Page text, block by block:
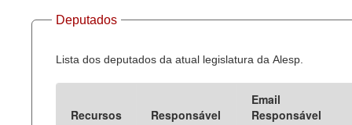
Dados Governamentais Abertos
Planejamento
Catálogo de dados
Processo Legislativo
Deputados
Lista dos deputados da atual legislatura da Alesp.
Recursos Responsável
Email
Responsável